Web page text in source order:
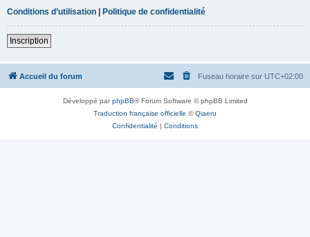
Conditions d’utilisation | Politique de confidentialité
Inscription
Accueil du forum Fuseau horaire sur UTC+02:00
Développé parphpBB® Forum Software © phpBB Limited
Traduction française officielle ©Qiaeru
Confidentialité | Conditions